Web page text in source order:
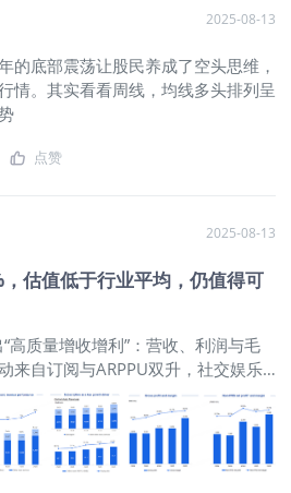
现和人工智
要是让东哥
覆了预制
产，而重资
哥一直干的
2025-08-13
的底部震荡让股民养成了空头思维，
情。其实看看周线，均线多头排列呈
点赞
2025-08-13
估值低于行业平均，仍值得可
高质量增收增利”：营收、利润与毛
来自订阅与ARPPU双升，社交娱乐
SVIP贡献边际增量，经营现金流环
两项需要跟踪的信号。尽管股价在财
来看依然不高， PE TTM为26倍左
，2026年的PE可以达到20倍左